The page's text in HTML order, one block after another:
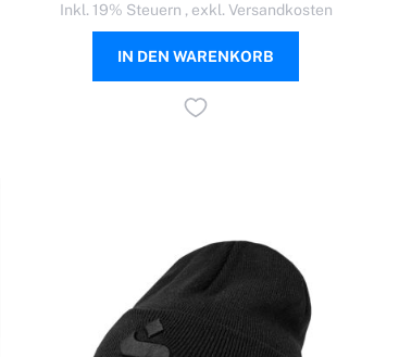
Inkl. 19% Steuern , exkl. Versandkosten
IN DEN WARENKORB